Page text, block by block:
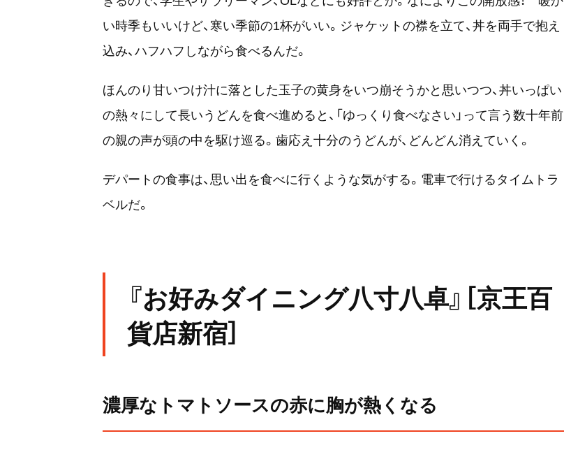
い時季もいいけど、寒い季節の1杯がいい。ジャケットの襟を立て、丼を両手で抱え
込み、ハフハフしながら食べるんだ。
ほんのり甘いつけ汁に落とした玉子の黄身をいつ崩そうかと思いつつ、丼いっぱい
の熱々にして長いうどんを食べ進めると、「ゆっくり食べなさい」って言う数十年前
の親の声が頭の中を駆け巡る。歯応え十分のうどんが、どんどん消えていく。
デパートの食事は、思い出を食べに行くような気がする。電車で行けるタイムトラ
ベルだ。
『お好みダイニング八寸八卓』［京王百
貨店新宿］
濃厚なトマトソースの赤に胸が熱くなる